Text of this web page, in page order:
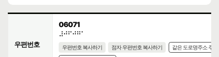
우편번호
06071
⠼⠚⠋⠚⠛⠁
우편번호 복사하기 점자 우편번호 복사하기
같은 도로명주소 주